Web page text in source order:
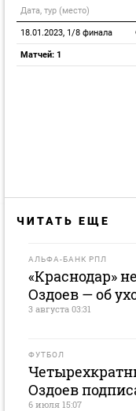
Дата, тур (место)
18.01.2023, 1/8 финала
Матчей: 1
ЧИТАТЬ ЕЩЕ
АЛЬФА-БАНК РПЛ
«Краснодар»
Оздоев — об
3 августа 03:31
ФУТБОЛ
Оздоев
6 июля 15:07